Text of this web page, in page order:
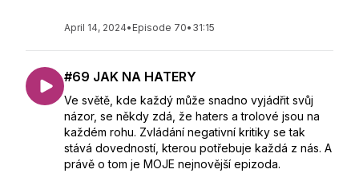
April 14, 2024• Episode 70• 31:15
#69 JAK NA HATERY
Ve světě, kde každý může snadno vyjádřit svůj
názor, se někdy zdá, že haters a trolové jsou na
každém rohu. Zvládání negativní kritiky se tak
stává dovedností, kterou potřebuje každá z nás. A
právě o tom je MOJE nejnovější epizoda.